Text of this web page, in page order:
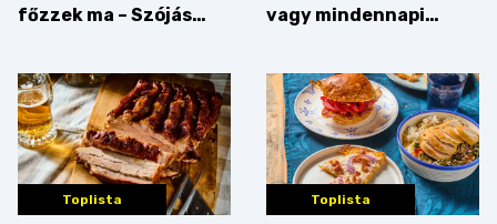
főzzek ma – Szójás
vagy mindennapi
az érveket
Toplista Toplista